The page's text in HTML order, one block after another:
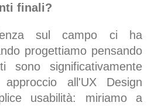
finali?
sul campo ci ha
progettiamo pensando
sono significativamente
all'UX Design
usabilità: miriamo a